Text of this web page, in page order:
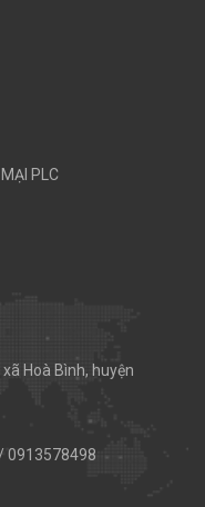
PLC
Hoà Bình, huyện
0913578498